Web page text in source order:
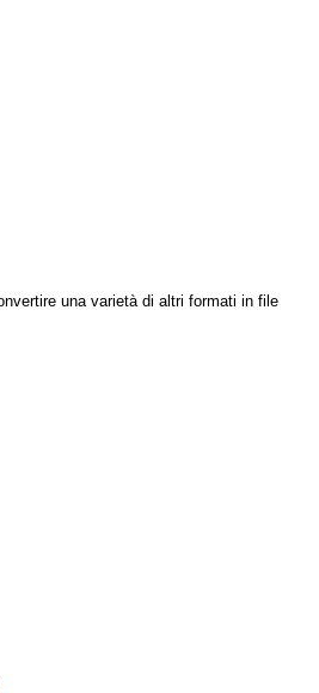
una varietà di altri formati in file